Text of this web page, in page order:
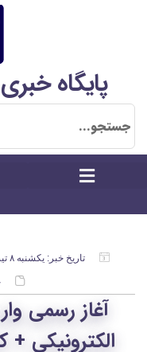
پایگاه خبری
تاریخ خبر: یکشنبه ۸ تیر ۱۴۰۴
آغاز رسمی
الکترونیکی +